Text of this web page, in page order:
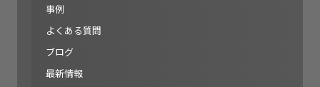
事例
よくある質問
ブログ
最新情報